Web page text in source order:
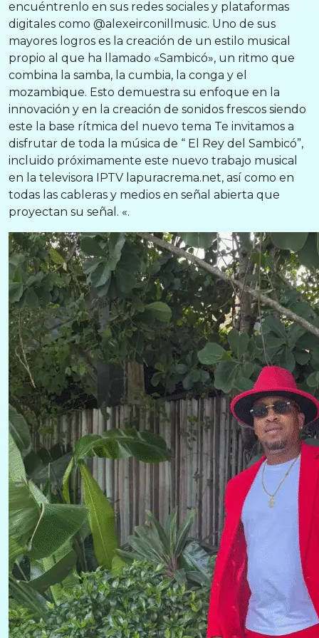
encuéntrenlo en sus redes sociales y plataformas
digitales como @alexeirconillmusic. Uno de sus
mayores logros es la creación de un estilo musical
propio al que ha llamado «Sambicó», un ritmo que
combina la samba, la cumbia, la conga y el
mozambique. Esto demuestra su enfoque en la
innovación y en la creación de sonidos frescos siendo
este la base rítmica del nuevo tema Te invitamos a
disfrutar de toda la música de “ El Rey del Sambicó”,
incluido próximamente este nuevo trabajo musical
en la televisora IPTV lapuracrema.net, así como en
todas las cableras y medios en señal abierta que
proyectan su señal. «.